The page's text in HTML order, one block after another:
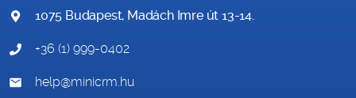
1075 Budapest, Madách Imre út 13-14.
+36 (1) 999-0402
help@minicrm.hu